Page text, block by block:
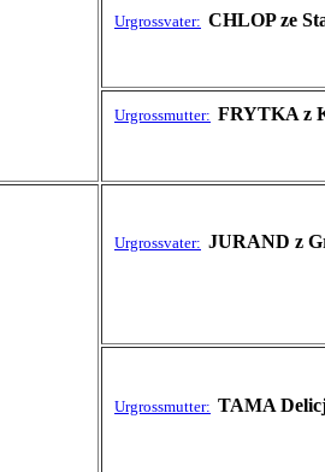
Urgrossvater: CHLOP ze
Urgrossmutter: FRYTKA z
Urgrossvater: JURAND z
Urgrossmutter: TAMA